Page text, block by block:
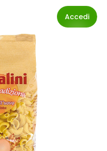
Accedi